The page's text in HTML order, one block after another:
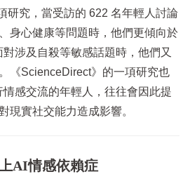
研究，當受訪的 622 名年輕人討論
身心健康等問題時，他們更傾向於
涉及自殺等敏感話題時，他們又
《ScienceDirect》的一項研究也
感交流的年輕人，往往會因此提
現實社交能力造成影響。
AI情感依賴症